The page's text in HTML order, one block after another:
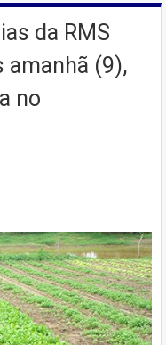
da RMS
amanhã (9),
no